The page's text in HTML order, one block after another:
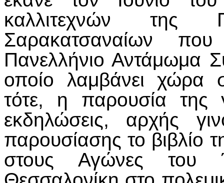
καλλιτεχνών της
Σαρακατσαναίων
Πανελλήνιο Αντάμωμα
οποίο λαμβάνει χώρα
τότε, η παρουσία της
εκδηλώσεις, αρχής
παρουσίασης το βιβλίο
στους Αγώνες του